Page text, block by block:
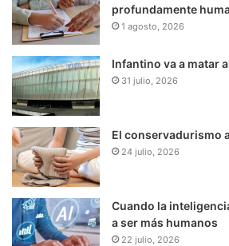
profundamente
1 agosto, 2026
Infantino va a matar
31 julio, 2026
El conservadurismo
24 julio, 2026
Cuando la
a ser más humanos
22 julio, 2026